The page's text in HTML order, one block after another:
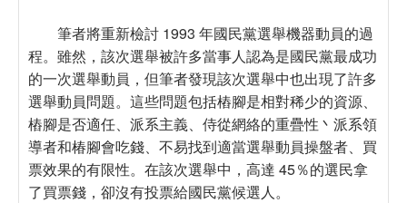
筆者將重新檢討 1993 年國民黨選舉機器動員的過
程。雖然，該次選舉被許多當事人認為是國民黨最成功
的一次選舉動員，但筆者發現該次選舉中也出現了許多
選舉動員問題。這些問題包括樁腳是相對稀少的資源、
樁腳是否適任、派系主義、侍從網絡的重疊性丶派系領
導者和椿腳會吃錢、不易找到適當選舉動員操盤者、買
票效果的有限性。在該次選舉中，高達 45％的選民拿
了買票錢，卻沒有投票給國民黨候選人。